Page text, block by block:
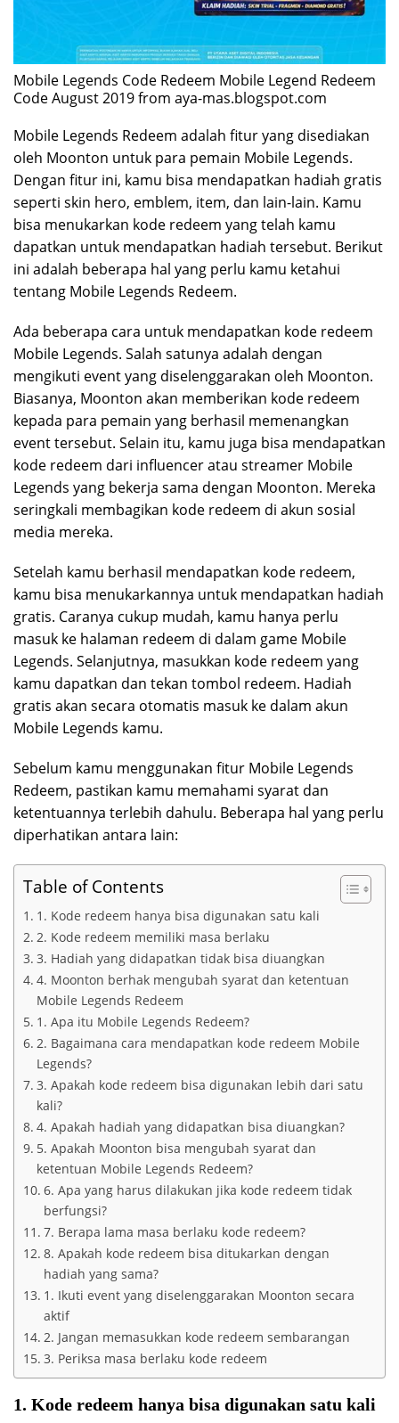
Mobile Legends Code Redeem Mobile Legend Redeem
Code August 2019 from aya-mas.blogspot.com
Mobile Legends Redeem adalah fitur yang disediakan
oleh Moonton untuk para pemain Mobile Legends.
Dengan fitur ini, kamu bisa mendapatkan hadiah gratis
seperti skin hero, emblem, item, dan lain-lain. Kamu
bisa menukarkan kode redeem yang telah kamu
dapatkan untuk mendapatkan hadiah tersebut. Berikut
ini adalah beberapa hal yang perlu kamu ketahui
tentang Mobile Legends Redeem.
Ada beberapa cara untuk mendapatkan kode redeem
Mobile Legends. Salah satunya adalah dengan
mengikuti event yang diselenggarakan oleh Moonton.
Biasanya, Moonton akan memberikan kode redeem
kepada para pemain yang berhasil memenangkan
event tersebut. Selain itu, kamu juga bisa mendapatkan
kode redeem dari influencer atau streamer Mobile
Legends yang bekerja sama dengan Moonton. Mereka
seringkali membagikan kode redeem di akun sosial
media mereka.
Setelah kamu berhasil mendapatkan kode redeem,
kamu bisa menukarkannya untuk mendapatkan hadiah
gratis. Caranya cukup mudah, kamu hanya perlu
masuk ke halaman redeem di dalam game Mobile
Legends. Selanjutnya, masukkan kode redeem yang
kamu dapatkan dan tekan tombol redeem. Hadiah
gratis akan secara otomatis masuk ke dalam akun
Mobile Legends kamu.
Sebelum kamu menggunakan fitur Mobile Legends
Redeem, pastikan kamu memahami syarat dan
ketentuannya terlebih dahulu. Beberapa hal yang perlu
diperhatikan antara lain:
Table of Contents
1. Kode redeem hanya bisa digunakan satu kali
2. Kode redeem memiliki masa berlaku
3. Hadiah yang didapatkan tidak bisa diuangkan
4. Moonton berhak mengubah syarat dan ketentuan
Mobile Legends Redeem
1. Apa itu Mobile Legends Redeem?
2. Bagaimana cara mendapatkan kode redeem Mobile
Legends?
3. Apakah kode redeem bisa digunakan lebih dari satu
kali?
4. Apakah hadiah yang didapatkan bisa diuangkan?
5. Apakah Moonton bisa mengubah syarat dan
ketentuan Mobile Legends Redeem?
6. Apa yang harus dilakukan jika kode redeem tidak
berfungsi?
7. Berapa lama masa berlaku kode redeem?
8. Apakah kode redeem bisa ditukarkan dengan
hadiah yang sama?
1. Ikuti event yang diselenggarakan Moonton secara
aktif
2. Jangan memasukkan kode redeem sembarangan
3. Periksa masa berlaku kode redeem
1. Kode redeem hanya bisa digunakan satu kali